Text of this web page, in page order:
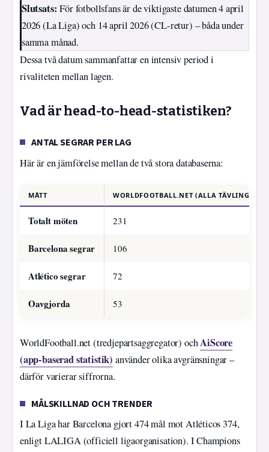
Slutsats: För fotbollsfans är de viktigaste datumen 4 april
2026 (La Liga) och 14 april 2026 (CL-retur) – båda under
samma månad.
Dessa två datum sammanfattar en intensiv period i
rivaliteten mellan lagen.
Vad är head-to-head-statistiken?
ANTAL SEGRAR PER LAG
Här är en jämförelse mellan de två stora databaserna:
MÅTT WORLDFOOTBALL.NET (ALLA TÄVLINGAR)
Totalt möten 231
Barcelona segrar 106
Atlético segrar 72
Oavgjorda 53
WorldFootball.net (tredjepartsaggregator) ochAiScore
(app-baserad statistik) använder olika avgränsningar –
därför varierar siffrorna.
MÅLSKILLNAD OCH TRENDER
I La Liga har Barcelona gjort 474 mål mot Atléticos 374,
enligt LALIGA (officiell ligaorganisation). I Champions